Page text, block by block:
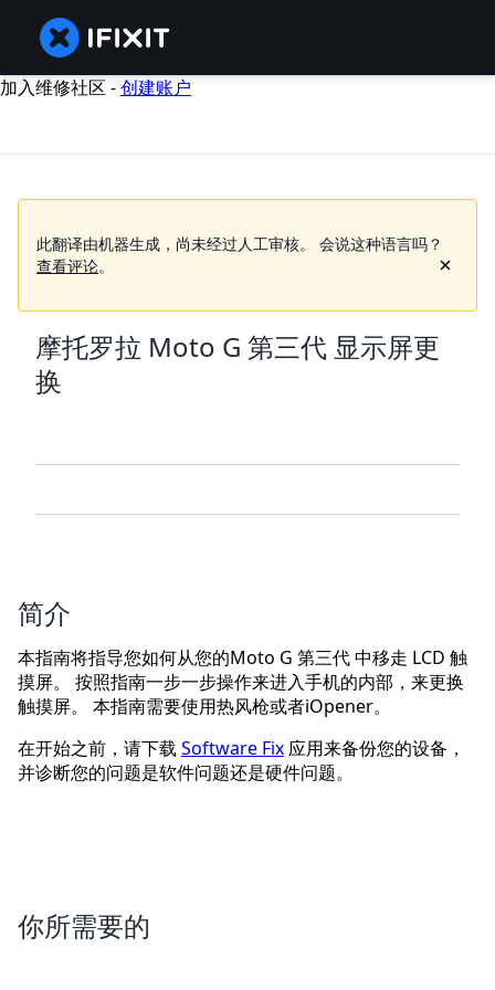
加入维修社区 -创建账户
此翻译由机器生成，尚未经过人工审核。
会说这种语言吗？
查看评论。
摩托罗拉 Moto G 第三代 显示屏更
换
简介
本指南将指导您如何从您的Moto G 第三代 中移走 LCD 触
摸屏。 按照指南一步一步操作来进入手机的内部，来更换
触摸屏。 本指南需要使用热风枪或者iOpener。
在开始之前，请下载Software Fix 应用来备份您的设备，
并诊断您的问题是软件问题还是硬件问题。
你所需要的